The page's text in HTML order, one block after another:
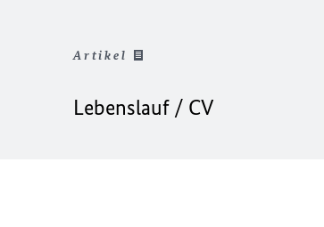
Artikel
Lebenslauf / CV